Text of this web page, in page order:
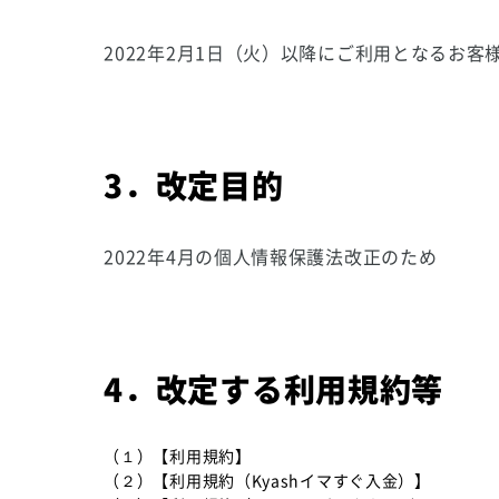
2022年2月1日（火）以降にご利用となるお客
3．改定目的
2022年4月の個人情報保護法改正のため
4．改定する利用規約等
（１）【利用規約】
（２）【利用規約（Kyashイマすぐ入金）】